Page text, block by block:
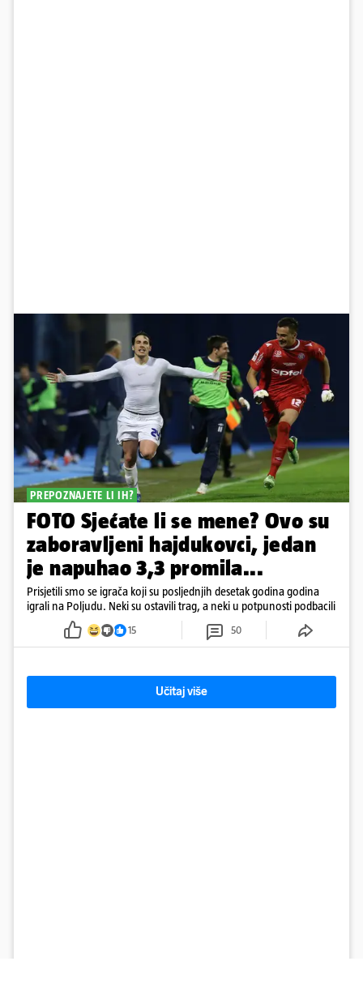
PREPOZNAJETE LI IH?
FOTO Sjećate li se mene? Ovo su
zaboravljeni hajdukovci, jedan
je napuhao 3,3 promila...
Prisjetili smo se igrača koji su posljednjih desetak godina godina
igrali na Poljudu. Neki su ostavili trag, a neki u potpunosti podbacili
15 50
Učitaj više